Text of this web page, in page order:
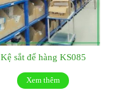
Kệ sắt để hàng KS085
Xem thêm